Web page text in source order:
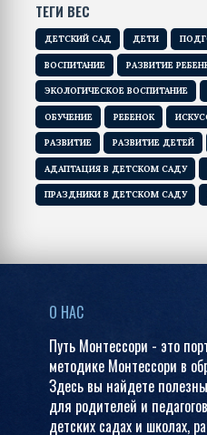
ТЕГИ ВЕС
ДЕТСКИЙ САД ДЕТИ
ВОСПИТАНИЕ РАЗВИТИЕ
ЭКОЛОГИЧЕСКОЕ ВОСПИТАНИЕ
ОБУЧЕНИЕ РЕБЕНОК
РАЗВИТИЕ РАЗВИТИЕ ДЕТЕЙ
АДАПТАЦИЯ В ДЕТСКОМ САДУ
ПРАЗДНИКИ В ДЕТСКОМ САДУ
О НАС
Путь Монтессори - это
методике Монтессори в
Здесь вы найдете
для родителей и
детских садах и школах,